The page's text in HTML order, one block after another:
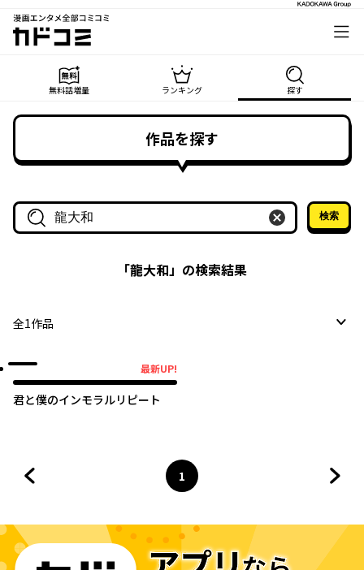
漫画エンタメ全部コミコミ
カドコミ
無料話増量 ランキング 探す
作品を探す
作品名・作家名で探す
検索
「龍大和」の検索結果
全1作品
最新UP!
君と僕のインモラルリピート
ページ
1
へ